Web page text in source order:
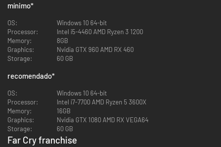
de Dani Rojas. Vais encontrar uma série de momentos fantásticos
uma nova história e um vasto leque de desafios de jogo. Põe-te à prova,
mostra o que vales e supera a própria morte, ou... perde-te para a
eternidade.
Season Pass de Far Cry 6: o Season Pass inclui três DLC e o Far Cry 3:
explora as suas mentes.
Pack Ultimate: luta com estilo com o Pack Jungle Expedition, o Pack
Croc Hunter e o Pack Vice.
mínimo*
OS:
Windows 10 64-bit
Processor:
Intel i5-4460 AMD Ryzen 3 1200
Memory:
8GB
Graphics:
Nvidia GTX 960 AMD RX 460
Storage:
60 GB
recomendado*
OS:
Windows 10 64-bit
Processor:
Intel i7-7700 AMD Ryzen 5 3600X
Memory:
16GB
Graphics:
Nvidia GTX 1080 AMD RX VEGA64
Storage:
60 GB
Far Cry franchise